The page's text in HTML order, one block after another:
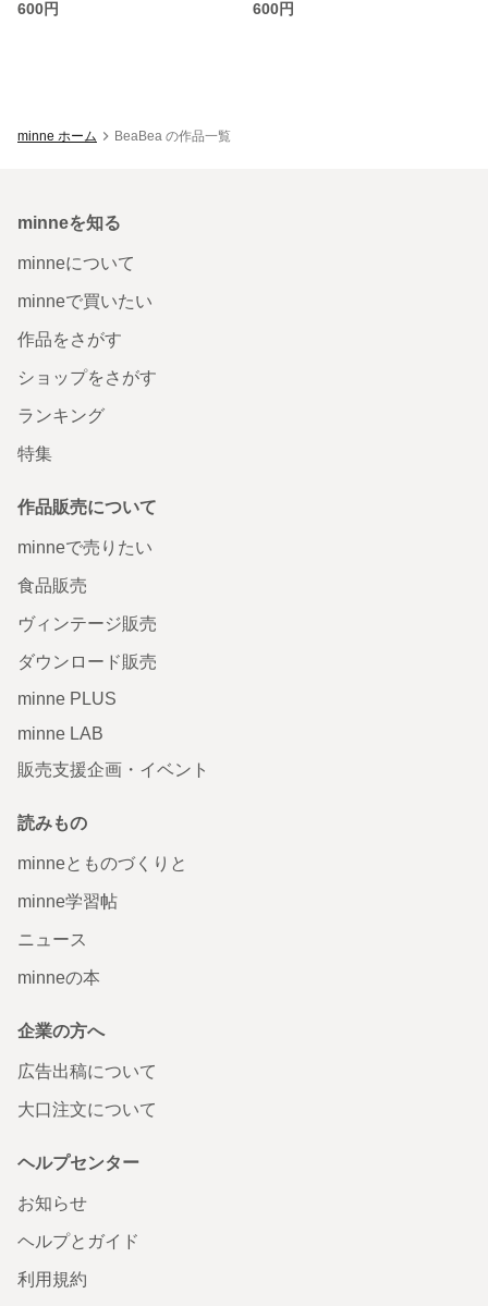
600円 600円
minne ホーム BeaBea の作品一覧
minneを知る
minneについて
minneで買いたい
作品をさがす
ショップをさがす
ランキング
特集
作品販売について
minneで売りたい
食品販売
ヴィンテージ販売
ダウンロード販売
minne PLUS
minne LAB
販売支援企画・イベント
読みもの
minneとものづくりと
minne学習帖
ニュース
minneの本
企業の方へ
広告出稿について
大口注文について
ヘルプセンター
お知らせ
ヘルプとガイド
利用規約